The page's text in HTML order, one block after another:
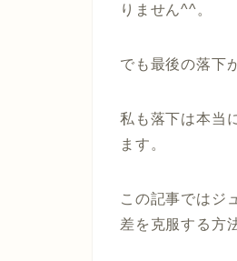
りません^^。
でも最後の落下
私も落下は本当
ます。
この記事ではジ
差を克服する方